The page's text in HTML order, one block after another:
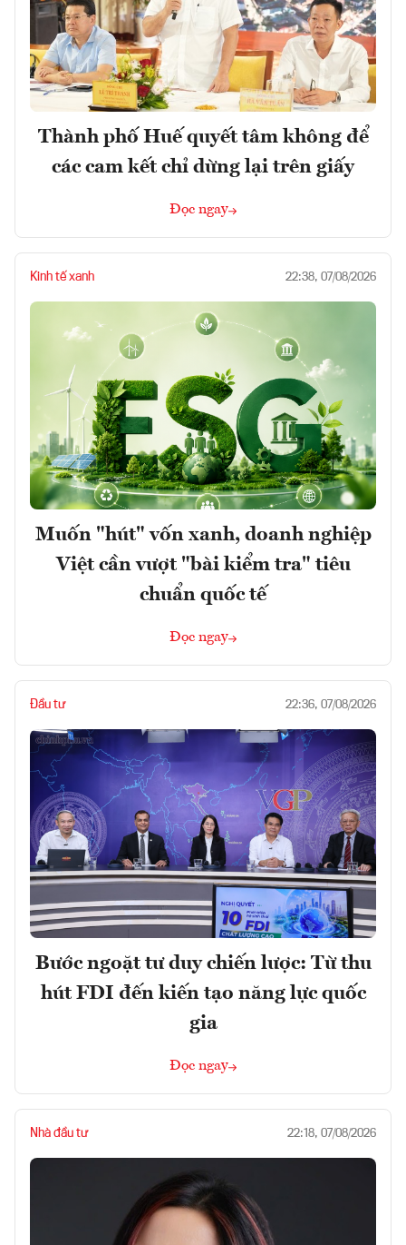
Thành phố Huế quyết tâm không để
các cam kết chỉ dừng lại trên giấy
Đọc ngay
Kinh tế xanh 22:38, 07/08/2026
Muốn "hút" vốn xanh, doanh nghiệp
Việt cần vượt "bài kiểm tra" tiêu
chuẩn quốc tế
Đọc ngay
Đầu tư 22:36, 07/08/2026
Bước ngoặt tư duy chiến lược: Từ thu
hút FDI đến kiến tạo năng lực quốc
gia
Đọc ngay
Nhà đầu tư 22:18, 07/08/2026